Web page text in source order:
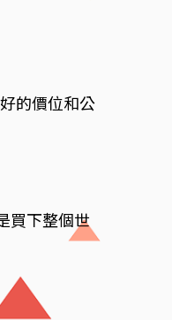
的價位和公
買下整個世